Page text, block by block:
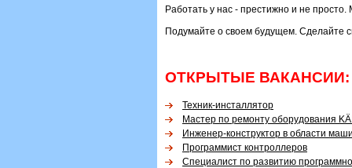
Работать у нас - престижно и не
Подумайте о своем будущем. Сделайте
ОТКРЫТЫЕ ВАКАНСИИ:
Техник-инсталлятор
Мастер по ремонту оборудования
Инженер-конструктор в области
Программист контроллеров
Специалист по развитию